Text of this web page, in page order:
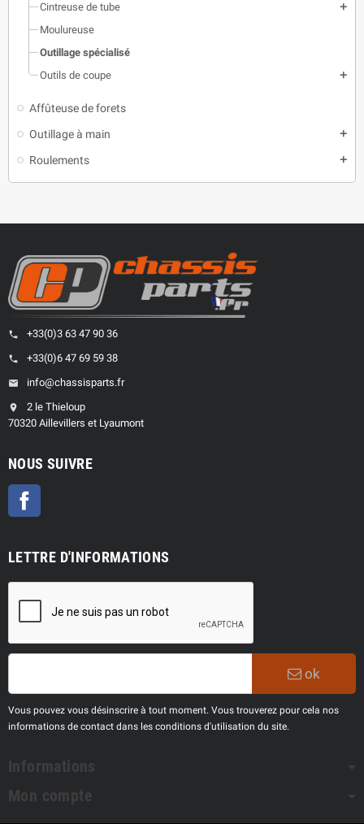
Cintreuse de tube
add
Moulureuse
Outillage spécialisé
Outils de coupe
add
Affûteuse de forets
Outillage à main
add
Roulements add
phone +33(0)3 63 47 90 36
phone +33(0)6 47 69 59 38
email info@chassisparts.fr
location_on
2 le Thieloup
70320 Aillevillers et Lyaumont
NOUS SUIVRE
LETTRE D'INFORMATIONS
ok
Vous pouvez vous désinscrire à tout moment. Vous trouverez pour cela nos
informations de contact dans les conditions d'utilisation du site.
Informations
Mon compte